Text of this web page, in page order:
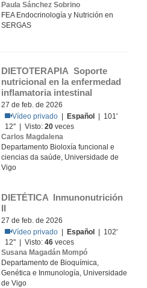
Paula Sánchez Sobrino
FEA Endocrinología y Nutrición en
SERGAS
DIETOTERAPIA Soporte
nutricional en la enfermedad
inflamatoria intestinal
27 de feb. de 2026
Vídeo privado
Español
| 101'
12'' | Visto:20 veces
Carlos Magdalena
Departamento Bioloxía funcional e
ciencias da saúde, Universidade de
Vigo
DIETÉTICA  Inmunonutrición
II
27 de feb. de 2026
Vídeo privado
Español
| 102'
12'' | Visto:46 veces
Susana Magadán Mompó
Departamento de Bioquímica,
Genética e Inmunología, Universidade
de Vigo